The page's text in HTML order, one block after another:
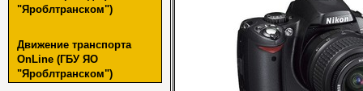
"Яроблтранском")
Движение транспорта
OnLine (ГБУ ЯО
"Яроблтранском")